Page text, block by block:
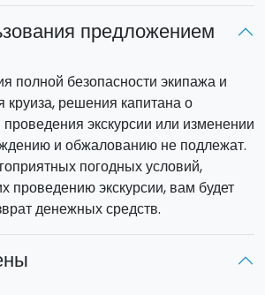
FIART 32.
на борту (4 2). На борту имеются
и 1 ванная комната.
шкипера включены в стоимость.
из порта Auto Yachting Club в
: на закате следующего дня.
посадку на борт в порту
предложением
полной безопасности экипажа и
круиза, решения капитана о
экскурсии или изменении
и обжалованию не подлежат.
погодных условий,
проведению экскурсии, вам будет
денежных средств.